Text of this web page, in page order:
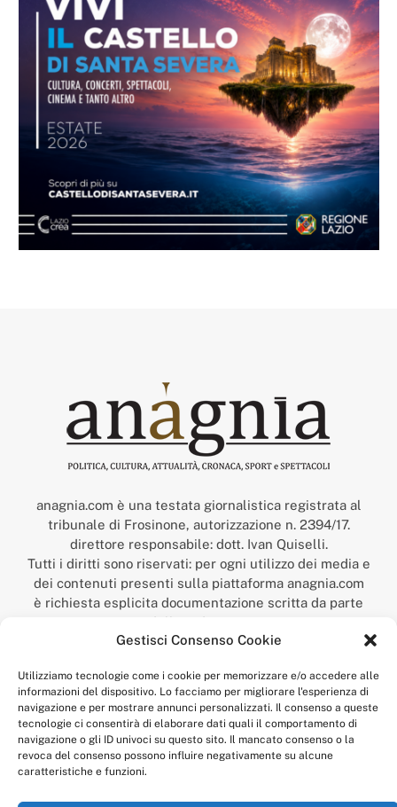
Gestisci Consenso Cookie
Utilizziamo tecnologie come i cookie per memorizzare e/o accedere alle
informazioni del dispositivo. Lo facciamo per migliorare l'esperienza di
navigazione e per mostrare annunci personalizzati. Il consenso a queste
tecnologie ci consentirà di elaborare dati quali il comportamento di
navigazione o gli ID univoci su questo sito. Il mancato consenso o la
revoca del consenso possono influire negativamente su alcune
caratteristiche e funzioni.
anagnia.com è una testata giornalistica registrata al
tribunale di Frosinone, autorizzazione n. 2394/17.
direttore responsabile: dott. Ivan Quiselli.
Tutti i diritti sono riservati: per ogni utilizzo dei media e
dei contenuti presenti sulla piattaforma anagnia.com
è richiesta esplicita documentazione scritta da parte
della redazione.
“Anagnia” è un marchio registrato presso l’Ufficio Italiano
Economico,
num. registrazione: 302017000014044 del 9 febbraio 2017.
Per contatti:redazione@anagnia.com